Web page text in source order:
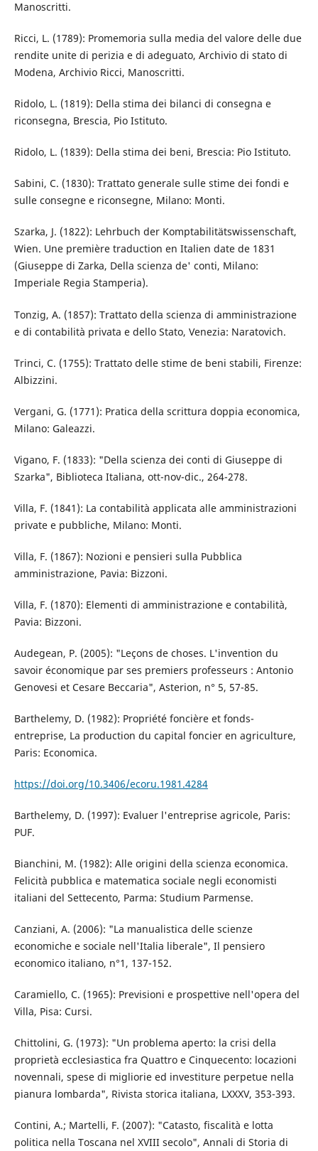
Manoscritti.
Ricci, L. (1789): Promemoria sulla media del valore delle due
rendite unite di perizia e di adeguato, Archivio di stato di
Modena, Archivio Ricci, Manoscritti.
Ridolo, L. (1819): Della stima dei bilanci di consegna e
riconsegna, Brescia, Pio Istituto.
Ridolo, L. (1839): Della stima dei beni, Brescia: Pio Istituto.
Sabini, C. (1830): Trattato generale sulle stime dei fondi e
sulle consegne e riconsegne, Milano: Monti.
Szarka, J. (1822): Lehrbuch der Komptabilitätswissenschaft,
Wien. Une première traduction en Italien date de 1831
(Giuseppe di Zarka, Della scienza de' conti, Milano:
Imperiale Regia Stamperia).
Tonzig, A. (1857): Trattato della scienza di amministrazione
e di contabilità privata e dello Stato, Venezia: Naratovich.
Trinci, C. (1755): Trattato delle stime de beni stabili, Firenze:
Albizzini.
Vergani, G. (1771): Pratica della scrittura doppia economica,
Milano: Galeazzi.
Vigano, F. (1833): "Della scienza dei conti di Giuseppe di
Szarka", Biblioteca Italiana, ott-nov-dic., 264-278.
Villa, F. (1841): La contabilità applicata alle amministrazioni
private e pubbliche, Milano: Monti.
Villa, F. (1867): Nozioni e pensieri sulla Pubblica
amministrazione, Pavia: Bizzoni.
Villa, F. (1870): Elementi di amministrazione e contabilità,
Pavia: Bizzoni.
Audegean, P. (2005): "Leçons de choses. L'invention du
savoir économique par ses premiers professeurs : Antonio
Genovesi et Cesare Beccaria", Asterion, n° 5, 57-85.
Barthelemy, D. (1982): Propriété foncière et fonds-
entreprise, La production du capital foncier en agriculture,
Paris: Economica.
https://doi.org/10.3406/ecoru.1981.4284
Barthelemy, D. (1997): Evaluer l'entreprise agricole, Paris:
PUF.
Bianchini, M. (1982): Alle origini della scienza economica.
Felicità pubblica e matematica sociale negli economisti
italiani del Settecento, Parma: Studium Parmense.
Canziani, A. (2006): "La manualistica delle scienze
economiche e sociale nell'Italia liberale", Il pensiero
economico italiano, n°1, 137-152.
Caramiello, C. (1965): Previsioni e prospettive nell'opera del
Villa, Pisa: Cursi.
Chittolini, G. (1973): "Un problema aperto: la crisi della
proprietà ecclesiastica fra Quattro e Cinquecento: locazioni
novennali, spese di migliorie ed investiture perpetue nella
pianura lombarda", Rivista storica italiana, LXXXV, 353-393.
Contini, A.; Martelli, F. (2007): "Catasto, fiscalità e lotta
politica nella Toscana nel XVIII secolo", Annali di Storia di